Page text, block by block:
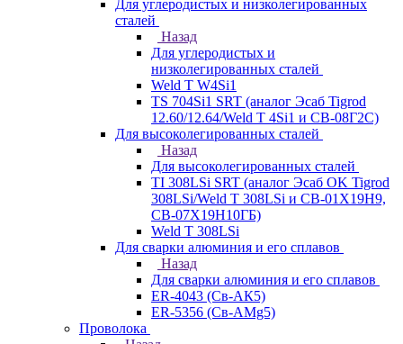
Для углеродистых и низколегированных
сталей
Назад
Для углеродистых и
низколегированных сталей
Weld T W4Si1
TS 704Si1 SRT (аналог Эсаб Tigrod
12.60/12.64/Weld T 4Si1 и СВ-08Г2С)
Для высоколегированных сталей
Назад
Для высоколегированных сталей
TI 308LSi SRT (аналог Эсаб OK Tigrod
308LSi/Weld T 308LSi и СВ-01Х19Н9,
СВ-07Х19Н10ГБ)
Weld T 308LSi
Для сварки алюминия и его сплавов
Назад
Для сварки алюминия и его сплавов
ER-4043 (Св-АК5)
ER-5356 (Св-АМg5)
Проволока